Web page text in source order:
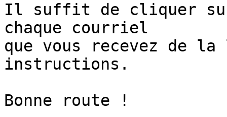
Il suffit de cliquer
chaque courriel
que vous recevez de
instructions.
Bonne route !